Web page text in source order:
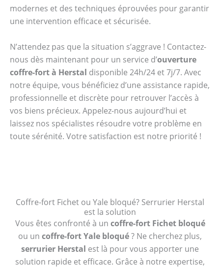
modernes et des techniques éprouvées pour garantir
une intervention efficace et sécurisée.
N’attendez pas que la situation s’aggrave ! Contactez-
nous dès maintenant pour un service d’ouverture
coffre-fort à Herstal disponible 24h/24 et 7j/7. Avec
notre équipe, vous bénéficiez d’une assistance rapide,
professionnelle et discrète pour retrouver l’accès à
vos biens précieux. Appelez-nous aujourd’hui et
laissez nos spécialistes résoudre votre problème en
toute sérénité. Votre satisfaction est notre priorité !
Coffre-fort Fichet ou Yale bloqué? Serrurier Herstal
est la solution
Vous êtes confronté à un coffre-fort Fichet bloqué
ou un coffre-fort Yale bloqué? Ne cherchez plus,
serrurier Herstal est là pour vous apporter une
solution rapide et efficace. Grâce à notre expertise,